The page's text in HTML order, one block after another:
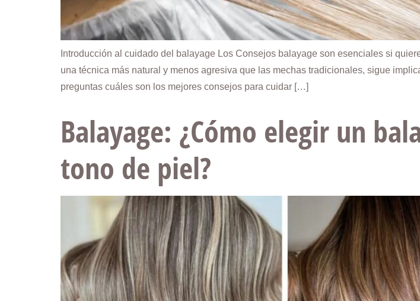
Introducción al cuidado del balayage Los Consejos balayage son esenciales si
una técnica más natural y menos agresiva que las mechas tradicionales, sigue
preguntas cuáles son los mejores consejos para cuidar […]
Balayage: ¿Cómo elegir un
tono de piel?